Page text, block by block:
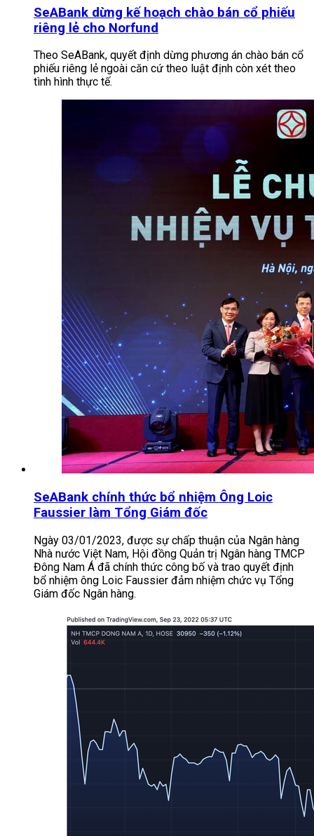
SeABank dừng kế hoạch chào bán cổ phiếu
riêng lẻ cho Norfund
Theo SeABank, quyết định dừng phương án chào bán cổ
phiếu riêng lẻ ngoài căn cứ theo luật định còn xét theo
tình hình thực tế.
SeABank chính thức bổ nhiệm Ông Loic
Faussier làm Tổng Giám đốc
Ngày 03/01/2023, được sự chấp thuận của Ngân hàng
Nhà nước Việt Nam, Hội đồng Quản trị Ngân hàng TMCP
Đông Nam Á đã chính thức công bố và trao quyết định
bổ nhiệm ông Loic Faussier đảm nhiệm chức vụ Tổng
Giám đốc Ngân hàng.